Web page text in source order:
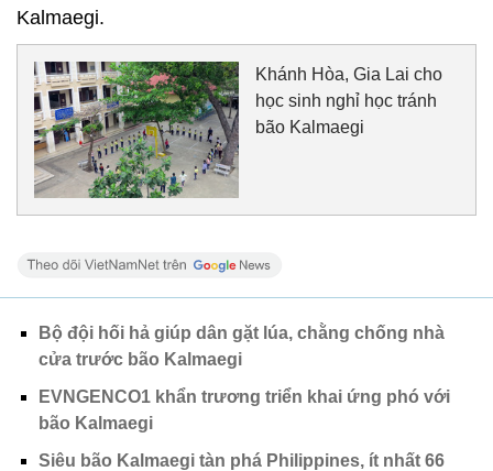
Kalmaegi.
Khánh Hòa, Gia Lai cho
học sinh nghỉ học tránh
bão Kalmaegi
Bộ đội hối hả giúp dân gặt lúa, chằng chống nhà
cửa trước bão Kalmaegi
EVNGENCO1 khẩn trương triển khai ứng phó với
bão Kalmaegi
Siêu bão Kalmaegi tàn phá Philippines, ít nhất 66